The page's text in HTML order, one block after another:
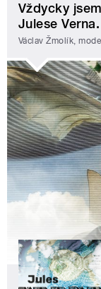
Vždycky
Julese
Václav Žmolík,